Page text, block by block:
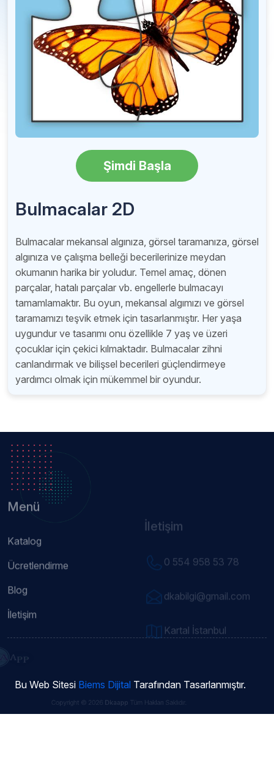
Şimdi Başla
Bulmacalar 2D
Bulmacalar mekansal algınıza, görsel taramanıza, görsel
algınıza ve çalışma belleği becerilerinize meydan
okumanın harika bir yoludur. Temel amaç, dönen
parçalar, hatalı parçalar vb. engellerle bulmacayı
tamamlamaktır. Bu oyun, mekansal algımızı ve görsel
taramamızı teşvik etmek için tasarlanmıştır. Her yaşa
uygundur ve tasarımı onu özellikle 7 yaş ve üzeri
çocuklar için çekici kılmaktadır. Bulmacalar zihni
canlandırmak ve bilişsel becerileri güçlendirmeye
yardımcı olmak için mükemmel bir oyundur.
Menü
Katalog
Ücretlendirme
Blog
İletişim
0 554 958 53 78
dkabilgi@gmail.com
Kartal İstanbul
Bu Web Sitesi Biems Dijital Tarafından Tasarlanmıştır.
Copyright © 2026 DkaappTüm Hakları Saklıdır.